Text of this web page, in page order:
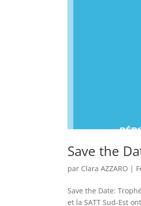
Save the
par Clara AZZARO |
Save the Date:
et la SATT Sud-Est